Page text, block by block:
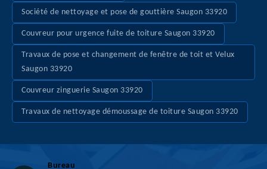
Société de nettoyage et pose de gouttière Saugon 33920
Couvreur pour urgence fuite de toiture Saugon 33920
Travaux de pose et changement de fenêtre de toit et Velux
Saugon 33920
Couvreur zinguerie Saugon 33920
Travaux de nettoyage démoussage de toiture Saugon 33920
Bureau